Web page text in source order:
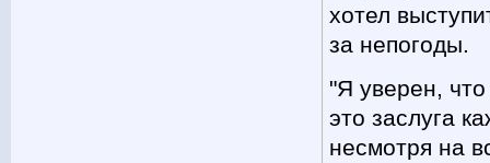
хотел
за непогоды.
"Я уверен,
это заслуга
несмотря на